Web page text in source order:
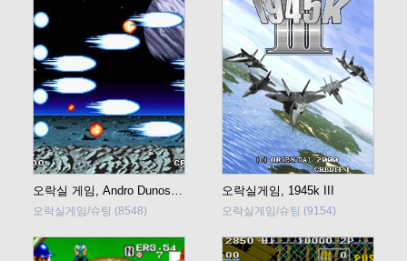
오락실 게임, Andro Dunos(안드로 듀노스)
오락실게임/슈팅 (8548)
오락실게임, 1945k III
오락실게임/슈팅 (9154)